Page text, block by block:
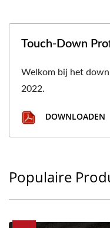
Touch-Down
Welkom bij het
2022.
DOWNLOADEN
Populaire